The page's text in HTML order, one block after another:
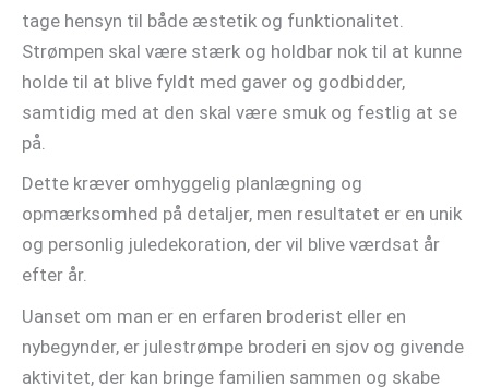
tage hensyn til både æstetik og funktionalitet.
Strømpen skal være stærk og holdbar nok til at kunne
holde til at blive fyldt med gaver og godbidder,
samtidig med at den skal være smuk og festlig at se
på.
Dette kræver omhyggelig planlægning og
opmærksomhed på detaljer, men resultatet er en unik
og personlig juledekoration, der vil blive værdsat år
efter år.
Uanset om man er en erfaren broderist eller en
nybegynder, er julestrømpe broderi en sjov og givende
aktivitet, der kan bringe familien sammen og skabe